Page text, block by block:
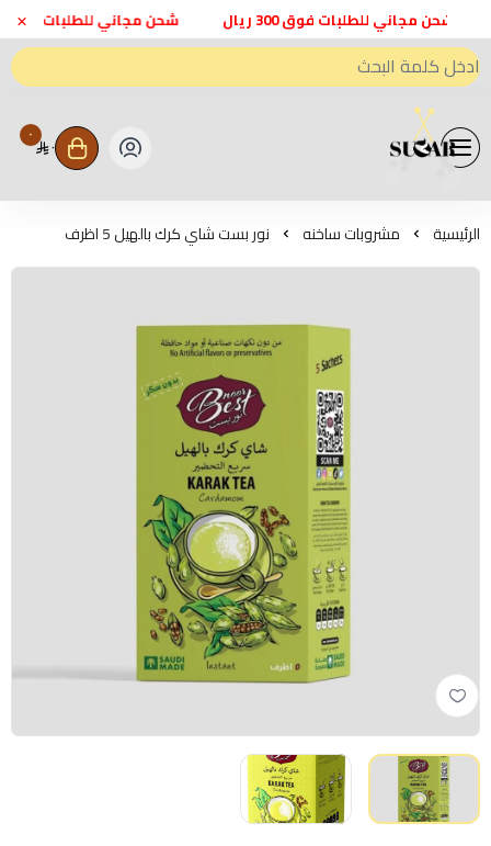
شحن مجاني للطلبات فوق 300 ريال شحن مجاني للطلبات فوق 300 ريال ×
متجر اعواد سكر - Sweeten Sugar
٠ ٠
الرئيسية مشروبات ساخنه نور بست شاي كرك بالهيل 5 اظرف